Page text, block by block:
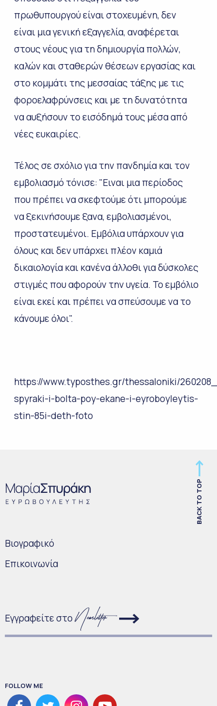
πρωθυπουργού είναι στοχευμένη, δεν
είναι μια γενική εξαγγελία, αναφέρεται
στους νέους για τη δημιουργία πολλών,
καλών και σταθερών θέσεων εργασίας και
στο κομμάτι της μεσσαίας τάξης με τις
φοροελαφρύνσεις και με τη δυνατότητα
να αυξήσουν το εισόδημά τους μέσα από
νέες ευκαιρίες.
Τέλος σε σχόλιο για την πανδημία και τον
εμβολιασμό τόνισε: "Ειναι μια περίοδος
που πρέπει να σκεφτούμε ότι μπορούμε
να ξεκινήσουμε ξανα, εμβολιασμένοι,
προστατευμένοι. Εμβόλια υπάρχουν για
όλους και δεν υπάρχει πλέον καμιά
δικαιολογία και κανένα άλλοθι για δύσκολες
στιγμές που αφορούν την υγεία. Το εμβόλιο
είναι εκεί και πρέπει να σπεύσουμε να το
κάνουμε όλοι".
https://www.typosthes.gr/thessaloniki/
spyraki-i-bolta-poy-ekane-i-eyroboyleytis-
stin-85i-deth-foto
BACK TO TOP
Bιογραφικό
Επικοινωνία
Εγγραφείτε στο
FOLLOW ME